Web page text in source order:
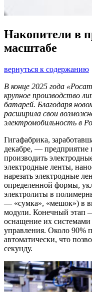
Накопители в
масштабе
вернуться к содержанию
В конце 2025 года
крупное производство
батарей. Благодаря
расширила свои
электромобильность в
Гигафабрика,
декабре, — предприятие
производить
электродные ленты,
нарезать электродные
определенной формы,
электролиты в
— «сумка», «мешок») в
модули. Конечный этап
оснащение их системами
управления. Около 90%
автоматически, что
секунду.